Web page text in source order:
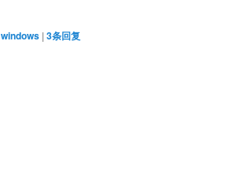
windows | 3条回复